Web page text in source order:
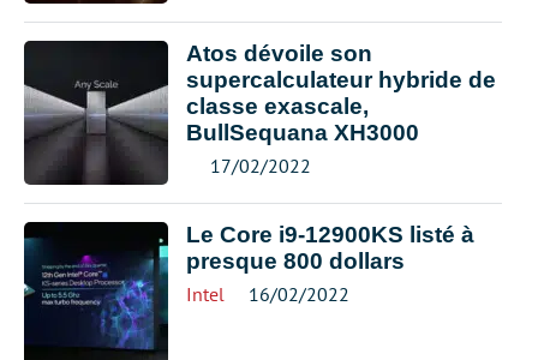
Atos dévoile son
supercalculateur hybride de
classe exascale,
BullSequana XH3000
17/02/2022
Le Core i9-12900KS listé à
presque 800 dollars
Intel 16/02/2022